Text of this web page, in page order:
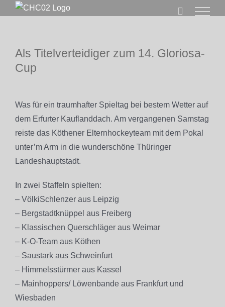
Als Titelverteidiger zum 14. Gloriosa-
Cup
grösseres
Bild
Was für ein traumhafter Spieltag bei bestem Wetter auf
dem Erfurter Kauflanddach. Am vergangenen Samstag
reiste das Köthener Elternhockeyteam mit dem Pokal
unter’m Arm in die wunderschöne Thüringer
Landeshauptstadt.
In zwei Staffeln spielten:
– VölkiSchlenzer aus Leipzig
– Bergstadtknüppel aus Freiberg
– Klassischen Querschläger aus Weimar
– K-O-Team aus Köthen
– Saustark aus Schweinfurt
– Himmelsstürmer aus Kassel
– Mainhoppers/ Löwenbande aus Frankfurt und
Wiesbaden